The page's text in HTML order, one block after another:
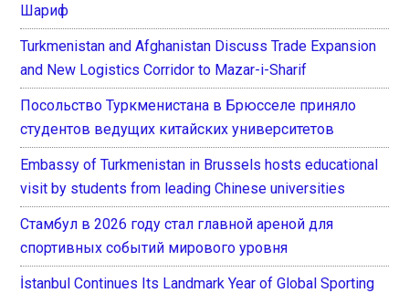
Шариф
Turkmenistan and Afghanistan Discuss Trade Expansion
and New Logistics Corridor to Mazar-i-Sharif
Посольство Туркменистана в Брюсселе приняло
студентов ведущих китайских университетов
Embassy of Turkmenistan in Brussels hosts educational
visit by students from leading Chinese universities
Стамбул в 2026 году стал главной ареной для
спортивных событий мирового уровня
İstanbul Continues Its Landmark Year of Global Sporting